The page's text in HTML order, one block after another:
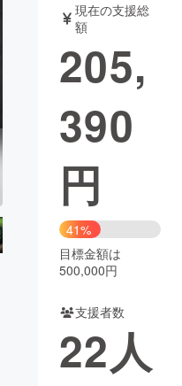
ト
書籍・雑誌
チャレンジ
CAMPFIRE Creation
ya コミュニティ
現在の支援総
額
205,
390
円
41%
目標金額は
500,000円
支援者数
22人